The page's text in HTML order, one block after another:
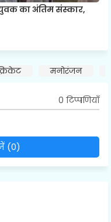
का अंतिम संस्कार,
मनोरंजन
0 टिप्पणियाँ
(0)